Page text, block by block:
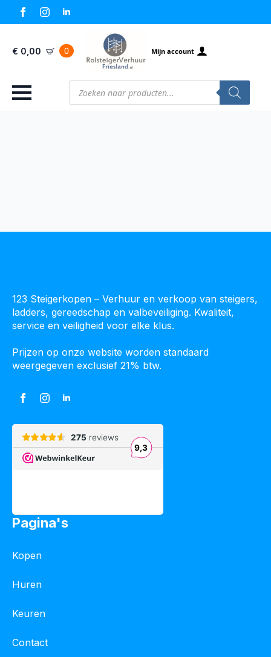
€ 0,00 0 Mijn account
Producten
zoeken
123 Steigerkopen – Verhuur en verkoop van steigers,
ladders, gereedschap en valbeveiliging. Kwaliteit,
service en veiligheid voor elke klus.
Prijzen op onze website worden standaard
weergegeven exclusief 21% btw.
Pagina's
Kopen
Huren
Keuren
Contact